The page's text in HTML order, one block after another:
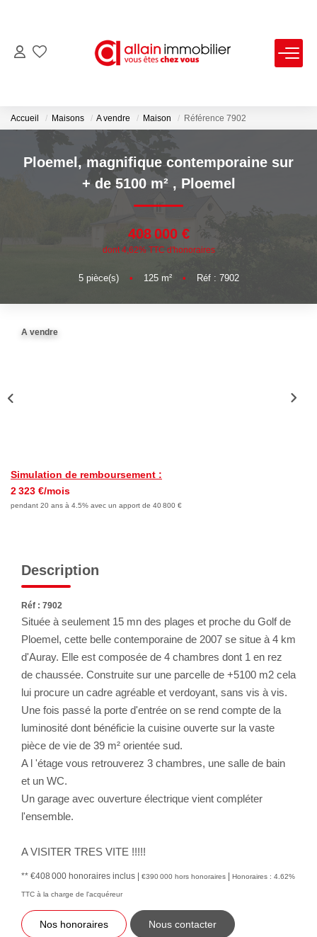
LOCATIONS
ESTIMATION
NOS AGENCES
Nous Contacter
Accueil Maisons A vendre Maison Référence 7902
Ploemel, magnifique contemporaine sur
+ de 5100 m² , Ploemel
408 000 €
dont 4,62% TTC d'honoraires
5pièce(s) • 125m² • Réf : 7902
A vendre
Simulation de remboursement :
2 323 €/mois
pendant 20 ans à 4.5% avec un apport de 40 800 €
Description
Réf : 7902
Située à seulement 15 mn des plages et proche du Golf de
Ploemel, cette belle contemporaine de 2007 se situe à 4 km
d'Auray. Elle est composée de 4 chambres dont 1 en rez
de chaussée. Construite sur une parcelle de +5100 m2 cela
lui procure un cadre agréable et verdoyant, sans vis à vis.
Une fois passé la porte d'entrée on se rend compte de la
luminosité dont bénéficie la cuisine ouverte sur la vaste
pièce de vie de 39 m² orientée sud.
A l 'étage vous retrouverez 3 chambres, une salle de bain
et un WC.
Un garage avec ouverture électrique vient compléter
l'ensemble.
A VISITER TRES VITE !!!!!
** €408 000 honoraires inclus | €390 000 hors honoraires | Honoraires : 4.62%
TTC à la charge de l'acquéreur
Nos honoraires Nous contacter